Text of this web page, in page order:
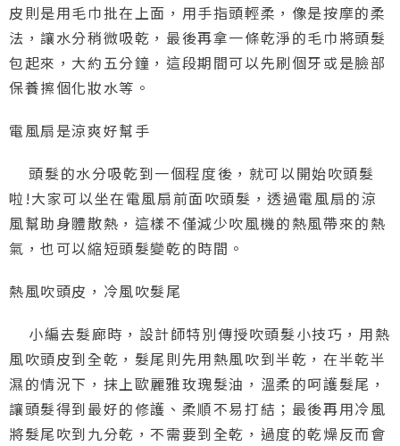
皮則是用毛巾批在上面，用手指頭輕柔，像是按摩的柔
法，讓水分稍微吸乾，最後再拿一條乾淨的毛巾將頭髮
包起來，大約五分鐘，這段期間可以先刷個牙或是臉部
保養擦個化妝水等。
電風扇是涼爽好幫手
頭髮的水分吸乾到一個程度後，就可以開始吹頭髮
啦!大家可以坐在電風扇前面吹頭髮，透過電風扇的涼
風幫助身體散熱，這樣不僅減少吹風機的熱風帶來的熱
氣，也可以縮短頭髮變乾的時間。
熱風吹頭皮，冷風吹髮尾
小編去髮廊時，設計師特別傳授吹頭髮小技巧，用熱
風吹頭皮到全乾，髮尾則先用熱風吹到半乾，在半乾半
濕的情況下，抹上歐麗雅玫瑰髮油，溫柔的呵護髮尾，
讓頭髮得到最好的修護、柔順不易打結；最後再用冷風
將髮尾吹到九分乾，不需要到全乾，過度的乾燥反而會